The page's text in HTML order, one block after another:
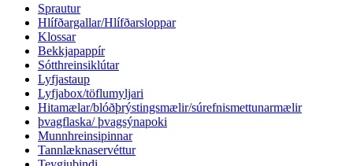
Sprautur
Hlífðargallar/Hlífðarsloppar
Klossar
Bekkjapappír
Sótthreinsiklútar
Lyfjastaup
Lyfjabox/töflumyljari
Hitamælar/blóðþrýstingsmælir/súrefnismettunarmælir
þvagflaska/ þvagsýnapoki
Munnhreinsipinnar
Tannlæknaservéttur